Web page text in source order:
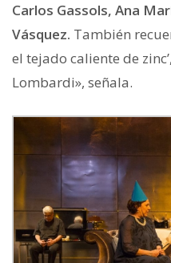
Carlos Gassols, Ana
Vásquez. También
el tejado caliente de
Lombardi», señala.